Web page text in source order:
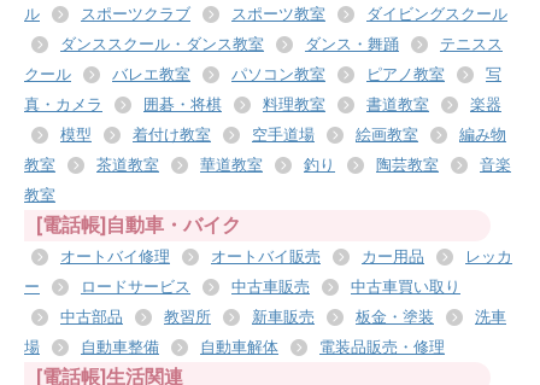
ル
スポーツクラブ スポーツ教室
ダイビングスクール
ダンススクール・ダンス教室
ダンス・舞踊
テニスス
クール
バレエ教室 パソコン教室 ピアノ教室
写
真・カメラ
囲碁・将棋 料理教室 書道教室
楽器
模型
着付け教室 空手道場 絵画教室
編み物
教室
茶道教室 華道教室 釣り 陶芸教室
音楽
教室
[電話帳]自動車・バイク
オートバイ修理 オートバイ販売 カー用品
レッカ
ー
ロードサービス 中古車販売
中古車買い取り
中古部品
教習所 新車販売 板金・塗装
洗車
場
自動車整備 自動車解体 電装品販売・修理
[電話帳]生活関連